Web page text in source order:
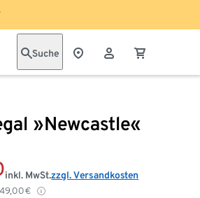
Suche
»Newcastle«
€
inkl. MwSt.zzgl. Versandkosten